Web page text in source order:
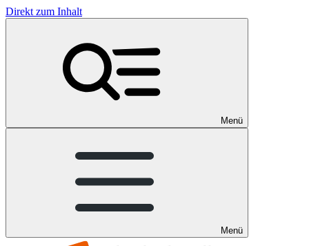
Direkt zum Inhalt
Menü
Menü